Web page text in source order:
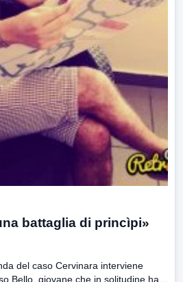
battaglia di princìpi»
del caso Cervinara interviene
Bello, giovane che in solitudine ha...